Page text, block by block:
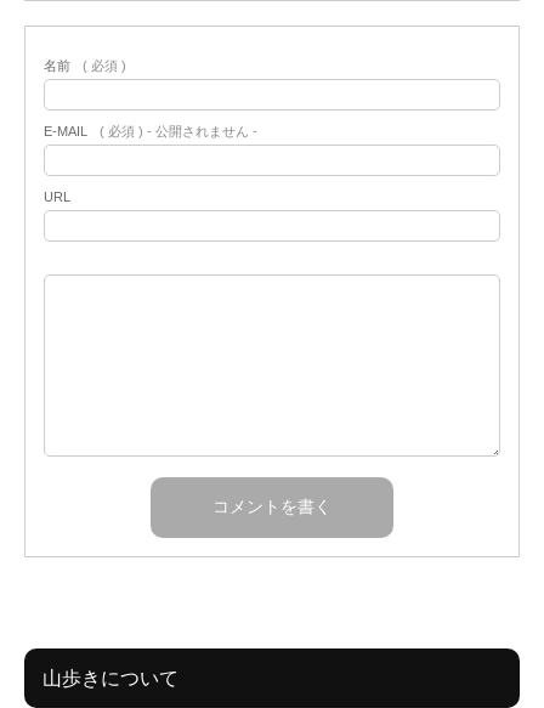
名前 ( 必須 )
E-MAIL ( 必須 ) - 公開されません -
URL
山歩きについて